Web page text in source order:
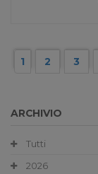
1 2 3
ARCHIVIO
Tutti
2026